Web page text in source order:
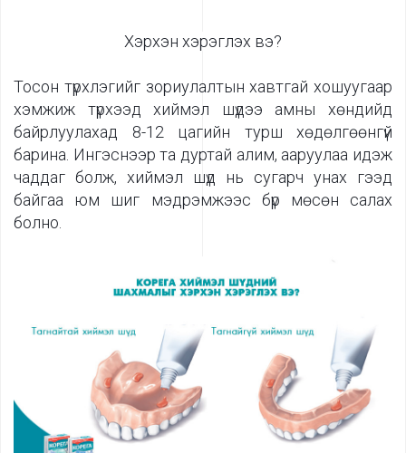
Хэрхэн хэрэглэх вэ?
Тосон түрхлэгийг зориулалтын хавтгай хошуугаар
хэмжиж түрхээд хиймэл шүдээ амны хөндийд
байрлуулахад 8-12 цагийн турш хөдөлгөөнгүй
барина. Ингэснээр та дуртай алим, ааруулаа идэж
чаддаг болж, хиймэл шүд нь сугарч унах гээд
байгаа юм шиг мэдрэмжээс бүр мөсөн салах
болно.